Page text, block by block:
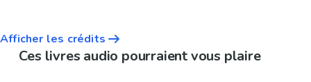
Afficher les crédits
Ces livres audio pourraient vous plaire